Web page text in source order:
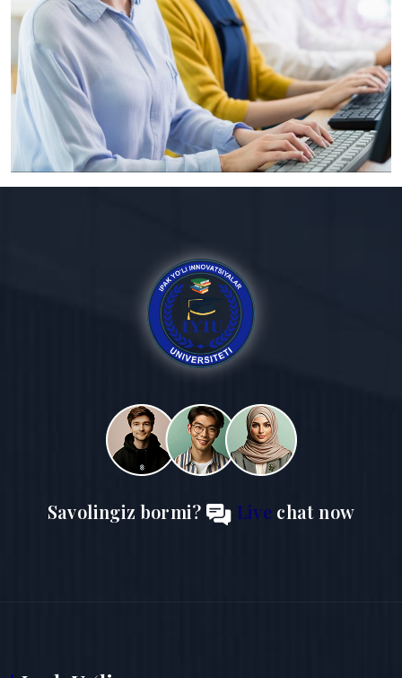
Savolingiz bormi? Live chat now